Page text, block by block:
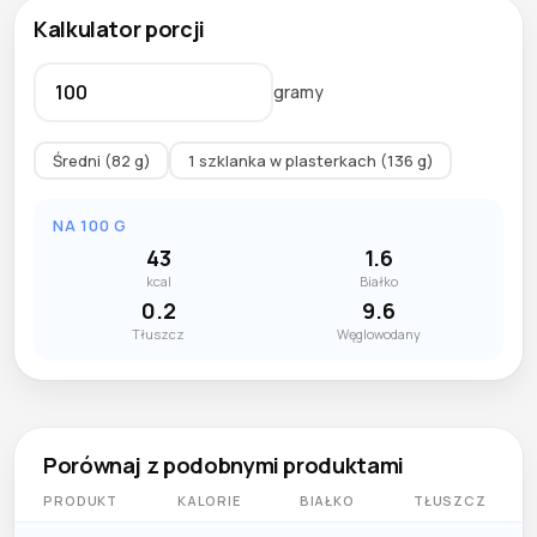
Kalkulator porcji
gramy
Średni (82 g) 1 szklanka w plasterkach (136 g)
NA 100 G
43
kcal
1.6
Białko
0.2
Tłuszcz
9.6
Węglowodany
Porównaj z podobnymi produktami
PRODUKT KALORIE BIAŁKO TŁUSZCZ